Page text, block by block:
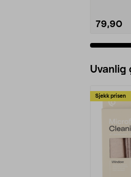
79,90
Uvanlig
Sjekk prisen